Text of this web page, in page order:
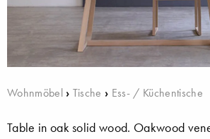
Wohnmöbel› Tische › Ess- / Küchentische
Table in oak solid wood. Oakwood